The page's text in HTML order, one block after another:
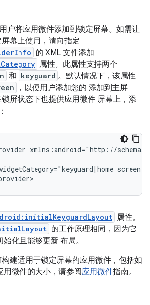
户将应用微件添加到锁定屏幕。如需让
幕上使用，请向指定
的 XML 文件添加
属性。此属性支持两个
和 keyguard 。默认情况下，该属性
，以便用户添加您的 添加到主屏
屏状态下也提供应用微件 屏幕上，添
xmlns:android="http://
属性。
的工作原理相同，因为它
化且能够更新 布局。
建适用于锁定屏幕的应用微件，包括如
用微件的大小，请参阅应用微件指南。